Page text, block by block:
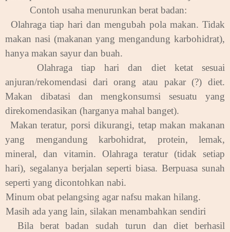
Contoh usaha menurunkan berat badan:
Olahraga tiap hari dan mengubah pola makan. Tidak
makan nasi (makanan yang mengandung karbohidrat),
hanya makan sayur dan buah.
Olahraga tiap hari dan diet ketat sesuai
anjuran/rekomendasi dari orang atau pakar (?) diet.
Makan dibatasi dan mengkonsumsi sesuatu yang
direkomendasikan (harganya mahal banget).
Makan teratur, porsi dikurangi, tetap makan makanan
yang mengandung karbohidrat, protein, lemak,
mineral, dan vitamin. Olahraga teratur (tidak setiap
hari), segalanya berjalan seperti biasa. Berpuasa sunah
seperti yang dicontohkan nabi.
Minum obat pelangsing agar nafsu makan hilang.
Masih ada yang lain, silakan menambahkan sendiri
Bila berat badan sudah turun dan diet berhasil